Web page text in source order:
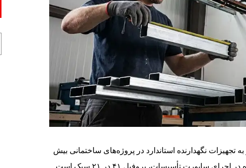
نگهدارنده استاندارد در پروژه‌های ساختمانی بیش
از گذشته احساس می‌شود. یکی از پرکاربردترین مقاطع مورد استفاده در اجرای ساپورت تأسیسات، پروفیل ۴۱ در ۲۱ سبک است